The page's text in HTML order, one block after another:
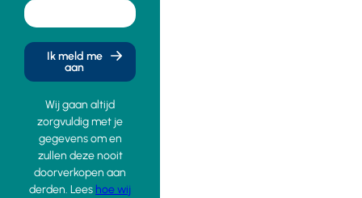
Ik meld me
aan
Wij gaan altijd
zorgvuldig met je
gegevens om en
zullen deze nooit
doorverkopen aan
derden. Lees hoe wij